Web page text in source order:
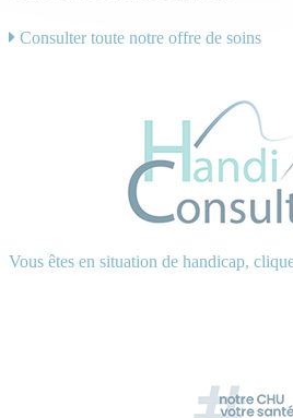
Consulter toute notre offre de soins
Vous êtes en situation de handicap,